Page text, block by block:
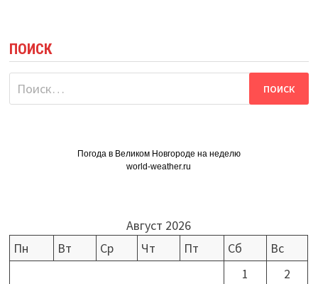
ПОИСК
Найти:
Погода в Великом Новгороде на неделю
world-weather.ru
Август 2026
Пн
Вт Ср Чт Пт Сб
Вс
1
2